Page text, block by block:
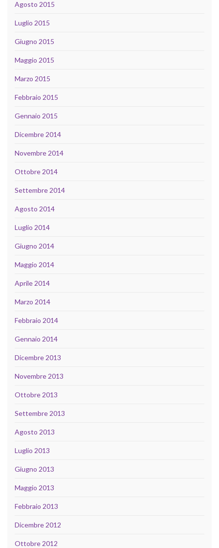
Agosto 2015
Luglio 2015
Giugno 2015
Maggio 2015
Marzo 2015
Febbraio 2015
Gennaio 2015
Dicembre 2014
Novembre 2014
Ottobre 2014
Settembre 2014
Agosto 2014
Luglio 2014
Giugno 2014
Maggio 2014
Aprile 2014
Marzo 2014
Febbraio 2014
Gennaio 2014
Dicembre 2013
Novembre 2013
Ottobre 2013
Settembre 2013
Agosto 2013
Luglio 2013
Giugno 2013
Maggio 2013
Febbraio 2013
Dicembre 2012
Ottobre 2012